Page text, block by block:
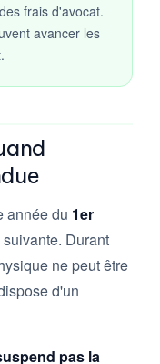
frais d'avocat.
avancer les
année du 1er
Durant
ne peut être
d'un
pas la